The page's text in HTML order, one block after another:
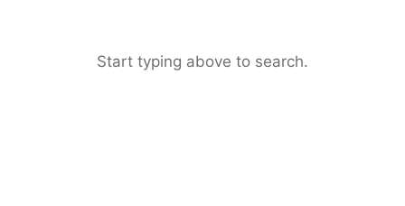
Start typing above to search.